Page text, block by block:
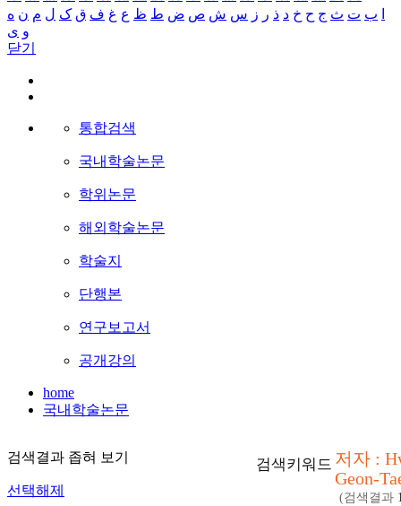
ب ت ث ج ح خ د ذ ر ز س ش ص ض ط ظ ع غ ف ق ک ل م ن ه
و ی
닫기
통합검색
국내학술논문
학위논문
해외학술논문
학술지
단행본
연구보고서
공개강의
home
국내학술논문
검색결과 좁혀 보기
선택해제
검색키워드 저자 :
Geon-
(검색결과